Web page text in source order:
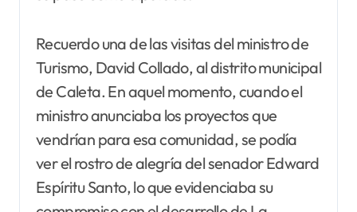
Recuerdo una de las visitas del ministro de
Turismo, David Collado, al distrito municipal
de Caleta. En aquel momento, cuando el
ministro anunciaba los proyectos que
vendrían para esa comunidad, se podía
ver el rostro de alegría del senador Edward
Espíritu Santo, lo que evidenciaba su